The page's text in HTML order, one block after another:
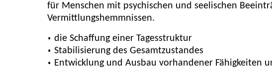
für Menschen mit psychischen und seelischen
Vermittlungshemmnissen.
die Schaffung einer Tagesstruktur
Stabilisierung des Gesamtzustandes
Entwicklung und Ausbau vorhandener Fähigkeiten